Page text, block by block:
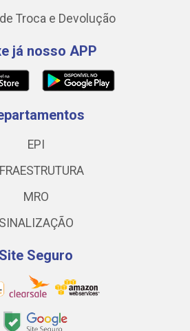
Troca e Devolução
já nosso APP
EPI
MRO
SINALIZAÇÃO
Site Seguro